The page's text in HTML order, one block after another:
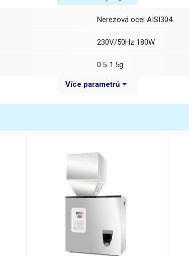
Nerezová ocel AISI304
230V/50Hz 180W
0.5-1.5g
1-99g
17,5kg
19 kg
Více parametrů